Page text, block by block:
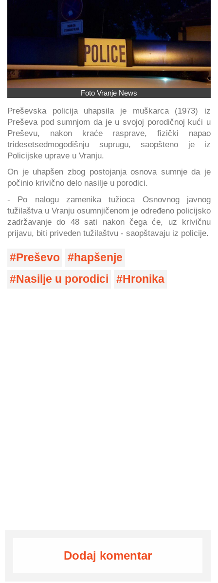
Foto Vranje News
Preševska policija uhapsila je muškarca (1973) iz
Preševa pod sumnjom da je u svojoj porodičnoj kući u
Preševu, nakon kraće rasprave, fizički napao
tridesetsedmogodišnju suprugu, saopšteno je iz
Policijske uprave u Vranju.
On je uhapšen zbog postojanja osnova sumnje da je
počinio krivično delo nasilje u porodici.
- Po nalogu zamenika tužioca Osnovnog javnog
tužilaštva u Vranju osumnjičenom je određeno policijsko
zadržavanje do 48 sati nakon čega će, uz krivičnu
prijavu, biti priveden tužilaštvu - saopštavaju iz policije.
Preševo
hapšenje
Nasilje u porodici
Hronika
Dodaj komentar